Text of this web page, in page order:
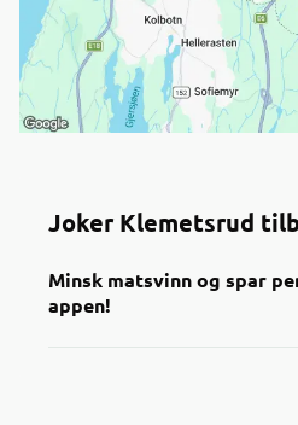
Joker Klemetsrud
Minsk matsvinn og spar
appen!